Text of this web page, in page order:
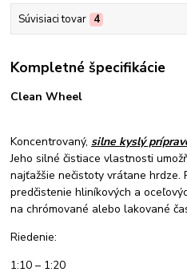
Súvisiaci tovar 4
Kompletné špecifikácie
Clean Wheel
Koncentrovaný, silne kyslý
Jeho silné čistiace vlastnosti
najťažšie nečistoty vrátane hrdze.
predčistenie hliníkových a
na chrómované alebo lakované
Riedenie:
1:10 – 1:20